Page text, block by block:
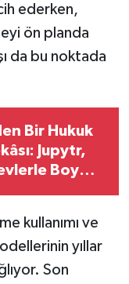
ederken,
ön planda
da bu noktada
Bir Hukuk
Jupytr,
Boy
kullanımı ve
yıllar
Son